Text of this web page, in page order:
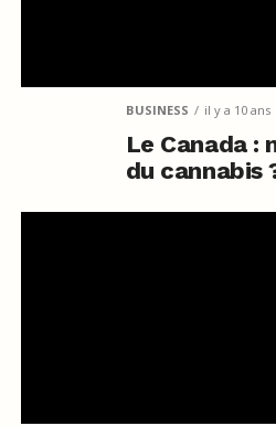
BUSINESS il y a 10 ans
Le Canada :
du cannabis